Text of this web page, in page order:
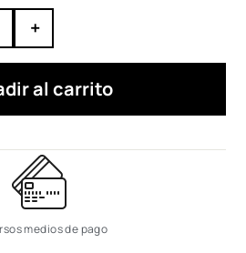
+
al carrito
medios de pago